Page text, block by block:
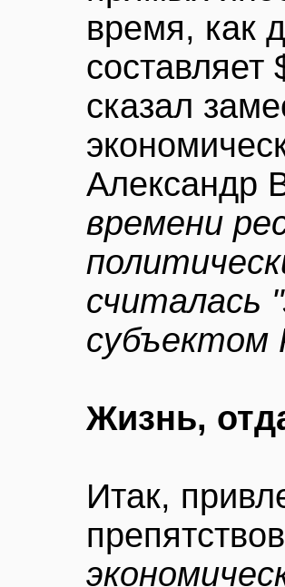
время, как
сказал
Александр
времени
считалась
субъектом
Жизнь,
Итак,